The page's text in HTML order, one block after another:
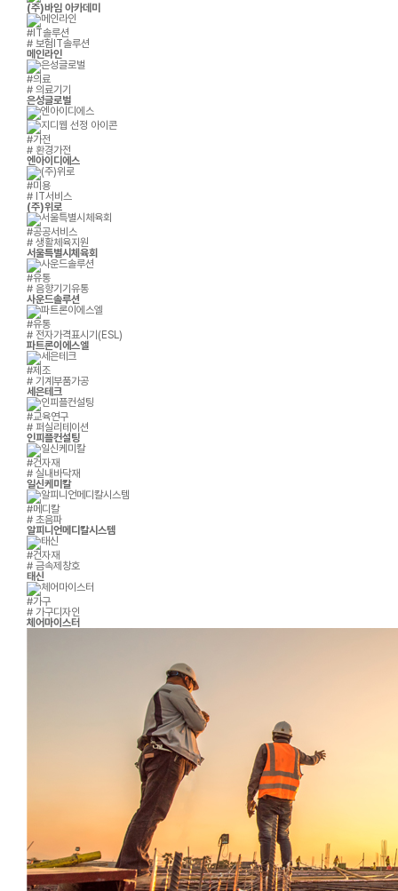
(주)바임 아카데미
#IT솔루션
# 보험IT솔루션
메인라인
#의료
# 의료기기
은성글로벌
#가전
# 환경가전
엔아이디에스
#미용
# IT서비스
(주)위로
#공공서비스
# 생활체육지원
서울특별시체육회
#유통
# 음향기기유통
사운드솔루션
#유통
# 전자가격표시기(ESL)
파트론이에스엘
#제조
# 기계부품가공
세은테크
#교육연구
# 퍼실리테이션
인피플컨설팅
#건자재
# 실내바닥재
일신케미칼
#메디칼
# 초음파
알피니언메디칼시스템
#건자재
# 금속제창호
태신
#가구
# 가구디자인
체어마이스터